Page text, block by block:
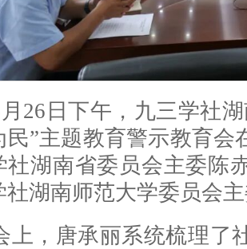
26日下午，九三学社
民”主题教育警示教育
社湖南省委员会主委陈
社湖南师范大学委员会
上，唐承丽系统梳理了